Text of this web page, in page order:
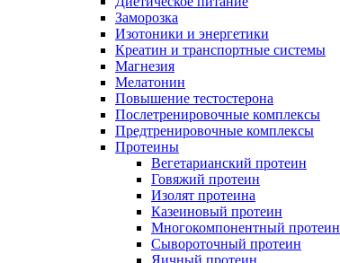
Заморозка
Изотоники и энергетики
Креатин и транспортные системы
Магнезия
Мелатонин
Повышение тестостерона
Послетренировочные комплексы
Предтренировочные комплексы
Протеины
Вегетарианский протеин
Говяжий протеин
Изолят протеина
Казеиновый протеин
Многокомпонентный протеин
Сывороточный протеин
Яичный протеин